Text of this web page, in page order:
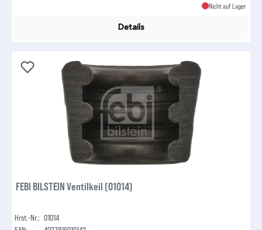
Nicht auf Lager
Details
FEBI BILSTEIN Ventilkeil (01014)
Hrst.-Nr.: 01014